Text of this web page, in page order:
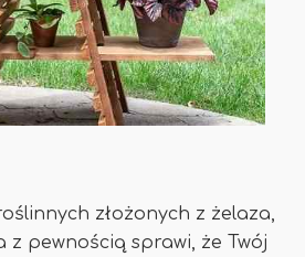
złożonych z żelaza,
z pewnością sprawi, że Twój